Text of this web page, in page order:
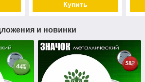
Купить
и новинки